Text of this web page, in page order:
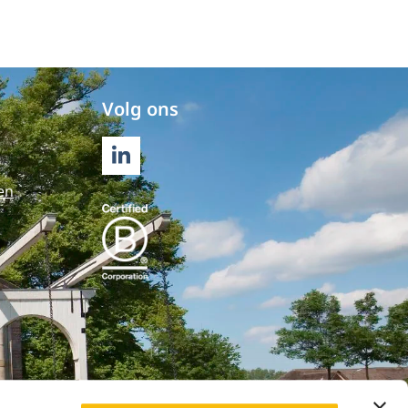
Volg ons
LINKEDIN